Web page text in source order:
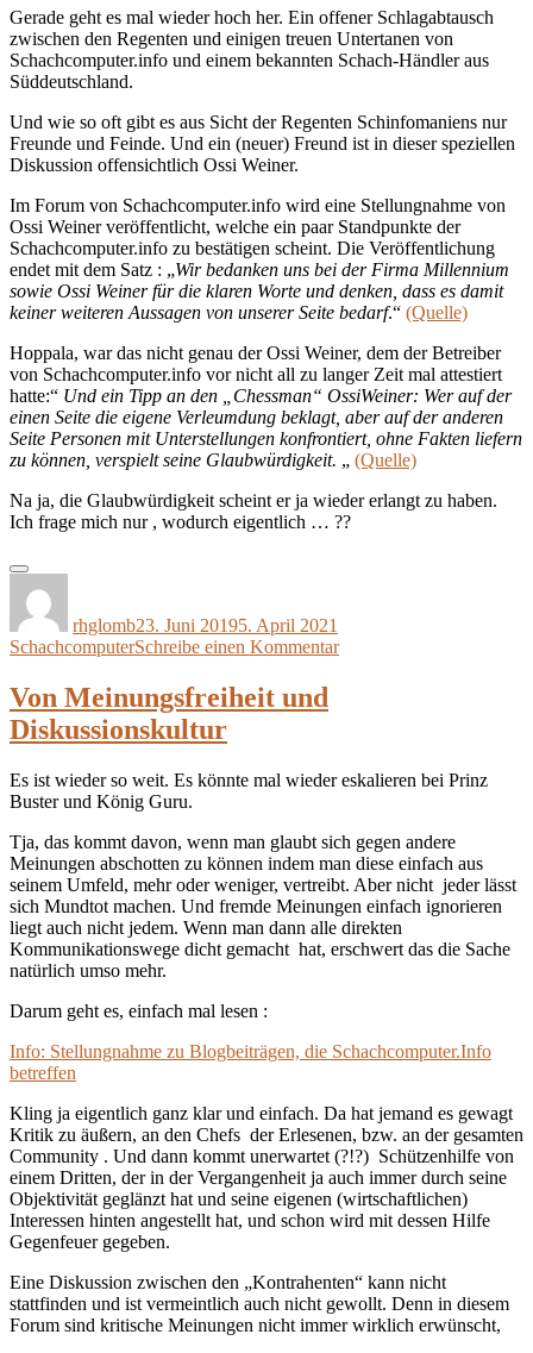
Gerade geht es mal wieder hoch her. Ein offener Schlagabtausch
zwischen den Regenten und einigen treuen Untertanen von
Schachcomputer.info und einem bekannten Schach-Händler aus
Süddeutschland.
Und wie so oft gibt es aus Sicht der Regenten Schinfomaniens nur
Freunde und Feinde. Und ein (neuer) Freund ist in dieser speziellen
Diskussion offensichtlich Ossi Weiner.
Im Forum von Schachcomputer.info wird eine Stellungnahme von
Ossi Weiner veröffentlicht, welche ein paar Standpunkte der
Schachcomputer.info zu bestätigen scheint. Die Veröffentlichung
endet mit dem Satz : „Wir bedanken uns bei der Firma Millennium
sowie Ossi Weiner für die klaren Worte und denken, dass es damit
keiner weiteren Aussagen von unserer Seite bedarf.“ (Quelle)
Hoppala, war das nicht genau der Ossi Weiner, dem der Betreiber
von Schachcomputer.info vor nicht all zu langer Zeit mal attestiert
hatte:“ Und ein Tipp an den „Chessman“ OssiWeiner: Wer auf der
einen Seite die eigene Verleumdung beklagt, aber auf der anderen
Seite Personen mit Unterstellungen konfrontiert, ohne Fakten liefern
zu können, verspielt seine Glaubwürdigkeit. „ (Quelle)
Na ja, die Glaubwürdigkeit scheint er ja wieder erlangt zu haben.
Ich frage mich nur , wodurch eigentlich … ??
rhglomb23. Juni 20195. April 2021
SchachcomputerSchreibe einen Kommentarzu
Von Meinungsfreiheit und
Diskussionskultur
Es ist wieder so weit. Es könnte mal wieder eskalieren bei Prinz
Buster und König Guru.
Tja, das kommt davon, wenn man glaubt sich gegen andere
Meinungen abschotten zu können indem man diese einfach aus
seinem Umfeld, mehr oder weniger, vertreibt. Aber nicht jeder lässt
sich Mundtot machen. Und fremde Meinungen einfach ignorieren
liegt auch nicht jedem. Wenn man dann alle direkten
Kommunikationswege dicht gemacht hat, erschwert das die Sache
natürlich umso mehr.
Darum geht es, einfach mal lesen :
Info: Stellungnahme zu Blogbeiträgen, die Schachcomputer.Info
betreffen
Kling ja eigentlich ganz klar und einfach. Da hat jemand es gewagt
Kritik zu äußern, an den Chefs der Erlesenen, bzw. an der gesamten
Community . Und dann kommt unerwartet (?!?) Schützenhilfe von
einem Dritten, der in der Vergangenheit ja auch immer durch seine
Objektivität geglänzt hat und seine eigenen (wirtschaftlichen)
Interessen hinten angestellt hat, und schon wird mit dessen Hilfe
Gegenfeuer gegeben.
Eine Diskussion zwischen den „Kontrahenten“ kann nicht
stattfinden und ist vermeintlich auch nicht gewollt. Denn in diesem
Forum sind kritische Meinungen nicht immer wirklich erwünscht,